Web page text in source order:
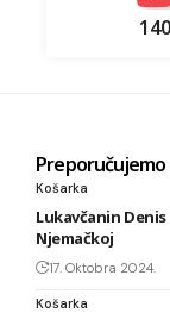
140
Preporučujemo
Košarka
Lukavčanin
Njemačkoj
17. Oktobra 2024.
Košarka